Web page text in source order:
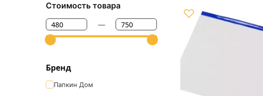
Стоимость товара
—
Бренд
Папкин Дом
♡